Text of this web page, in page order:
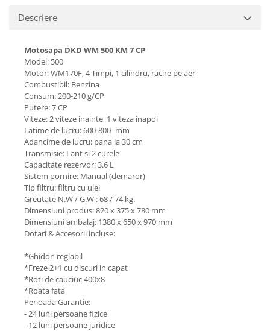
Descriere
Motosapa DKD WM 500 KM 7 CP
Model: 500
Motor: WM170F, 4 Timpi, 1 cilindru, racire pe aer
Combustibil: Benzina
Consum: 200-210 g/CP
Putere: 7 CP
Viteze: 2 viteze inainte, 1 viteza inapoi
Latime de lucru: 600-800- mm
Adancime de lucru: pana la 30 cm
Transmisie: Lant si 2 curele
Capacitate rezervor: 3.6 L
Sistem pornire: Manual (demaror)
Tip filtru: filtru cu ulei
Greutate N.W / G.W : 68 / 74 kg.
Dimensiuni produs: 820 x 375 x 780 mm
Dimensiuni ambalaj: 1380 x 650 x 970 mm
Dotari & Accesorii incluse:
*Ghidon reglabil
*Freze 2+1 cu discuri in capat
*Roti de cauciuc 400x8
*Roata fata
Perioada Garantie:
- 24 luni persoane fizice
- 12 luni persoane juridice